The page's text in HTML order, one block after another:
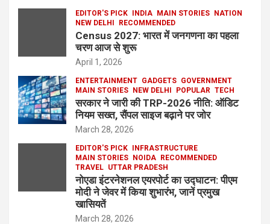
EDITOR'S PICK INDIA MAIN STORIES
NATION
NEW DELHI
RECOMMENDED
Census 2027: भारत में जनगणना का पहला
चरण आज से शुरू
April 1, 2026
ENTERTAINMENT GADGETS GOVERNMENT
MAIN STORIES
NEW DELHI POPULAR TECH
सरकार ने जारी की TRP-2026 नीति: ऑडिट
नियम सख्त, सैंपल साइज बढ़ाने पर जोर
March 28, 2026
EDITOR'S PICK
INFRASTRUCTURE
MAIN STORIES
NOIDA
RECOMMENDED
TRAVEL UTTAR PRADESH
नोएडा इंटरनेशनल एयरपोर्ट का उद्घाटन: पीएम
मोदी ने जेवर में किया शुभारंभ, जानें प्रमुख
खासियतें
March 28, 2026